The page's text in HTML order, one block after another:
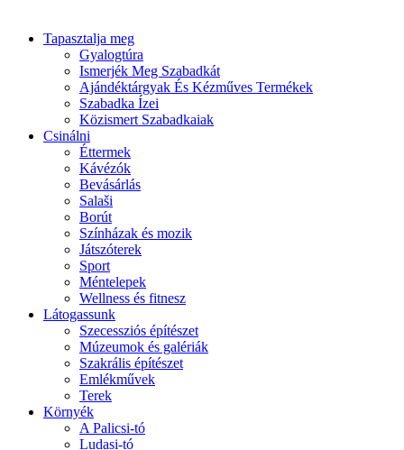
Tapasztalja meg
Gyalogtúra
Ismerjék Meg Szabadkát
Ajándéktárgyak És Kézműves Termékek
Szabadka Ízei
Közismert Szabadkaiak
Csinálni
Éttermek
Kávézók
Bevásárlás
Salaši
Borút
Színházak és mozik
Játszóterek
Sport
Méntelepek
Wellness és fitnesz
Látogassunk
Szecessziós építészet
Múzeumok és galériák
Szakrális építészet
Emlékművek
Terek
Környék
A Palicsi-tó
Ludasi-tó